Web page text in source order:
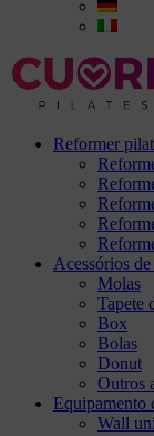
Reformer
Acessórios
Molas
Tapete
Box
Bolas
Donut
Outros
Equipamento
Wall